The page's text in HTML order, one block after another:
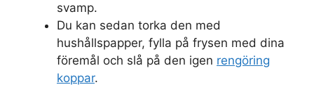
svamp.
Du kan sedan torka den med
hushållspapper, fylla på frysen med dina
föremål och slå på den igen rengöring
koppar.